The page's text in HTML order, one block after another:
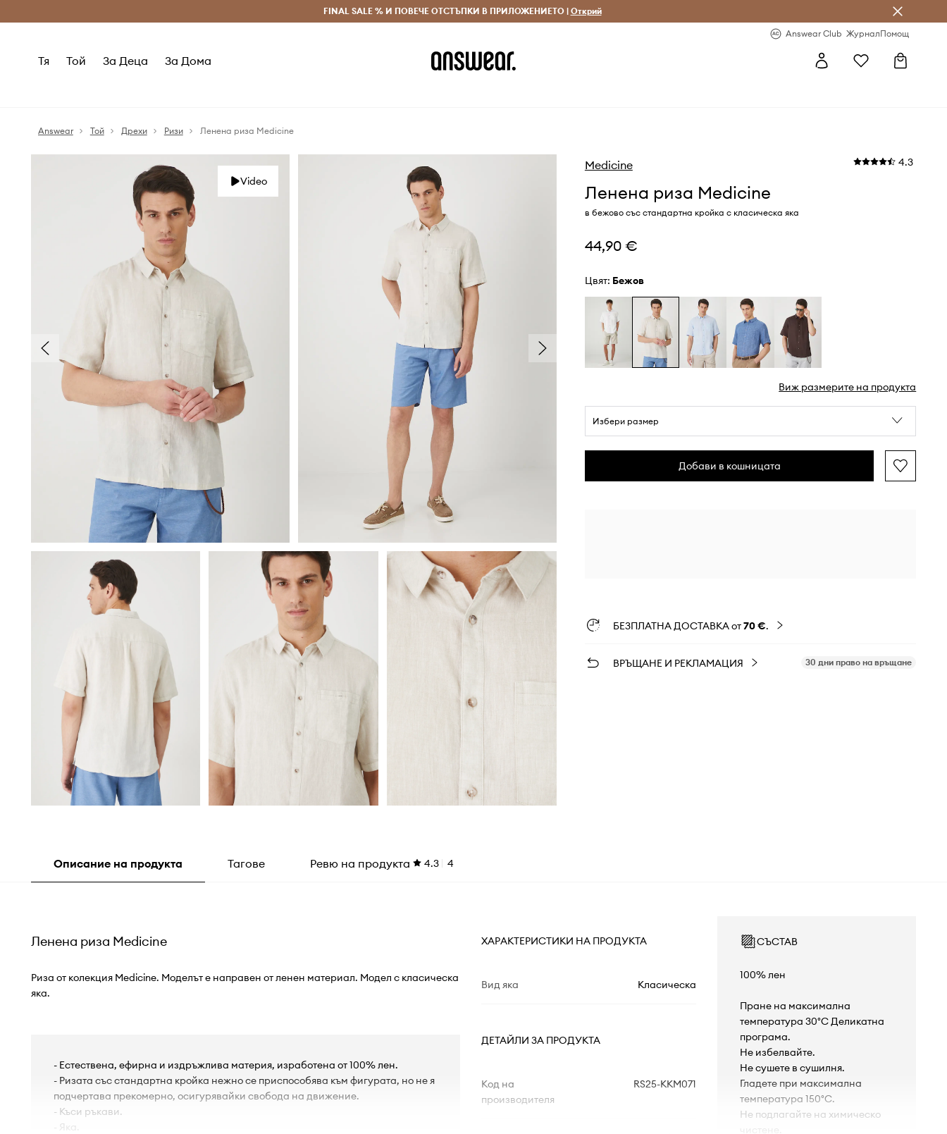
Безплатни доставка и връщане за поръчки над 70 EUR Доставка 1-5 дни
FINAL SALE % И ПОВЕЧЕ ОТСТЪПКИ В ПРИЛОЖЕНИЕТО | Открий
Answear Club ЖурналПомощ
Тя Той За Деца За Дома
Answear Той Дрехи Ризи Ленена риза Medicine
Video
Medicine 4.3
Ленена риза Medicine
в бежово със стандартна кройка с класическа яка
44,90 €
Цвят: бежов
Виж размерите на продукта
Избери размер
Добави в кошницата
БЕЗПЛАТНА ДОСТАВКА от70 €.
ВРЪЩАНЕ И РЕКЛАМАЦИЯ 30 дни право на връщане
Описание на продукта Тагове Ревю на продукта 4.3 4
Ленена риза Medicine
Риза от колекция Medicine. Моделът е направен от ленен материал. Модел с класическа
яка.
- Естествена, ефирна и издръжлива материя, изработена от 100% лен.
- Ризата със стандартна кройка нежно се приспособява към фигурата, но не я
подчертава прекомерно, осигурявайки свобода на движение.
- Къси ръкави.
- Яка.
ХАРАКТЕРИСТИКИ НА ПРОДУКТА
Вид яка Класическа
ДЕТАЙЛИ ЗА ПРОДУКТА
Код на
производителя
RS25-KKM071
СЪСТАВ
100% лен
Пране на максимална
температура 30°C Деликатна
програма.
Не избелвайте.
Не сушете в сушилня.
Гладете при максимална
температура 150°C.
Не подлагайте на химическо